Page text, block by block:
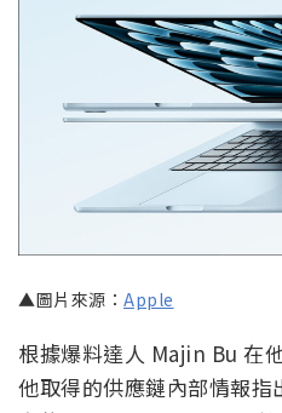
▲圖片來源： Apple
根據爆料達人 Majin Bu 在
他取得的供應鏈內部情報